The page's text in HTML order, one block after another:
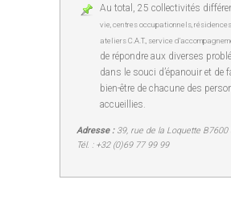
Au total, 25 collectivités
vie, centres occupationnels,
ateliers C.A.T., service
de répondre aux diverses
dans le souci d’épanouir et de
bien-être de chacune des
accueillies.
Adresse :39, rue de la Loquette B7600
Tél. : +32 (0)69 77 99 99